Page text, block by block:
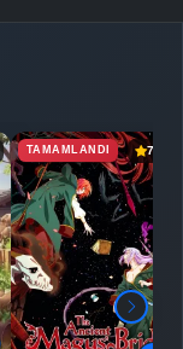
TAMAMLANDI 7.9